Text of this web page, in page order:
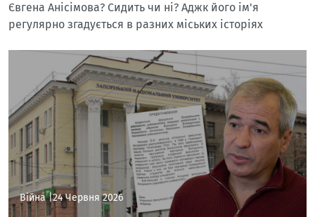
Євгена Анісімова? Сидить чи ні? Аджк його ім'я
регулярно згадується в разних міських історіях
Війна |24 Червня 2026